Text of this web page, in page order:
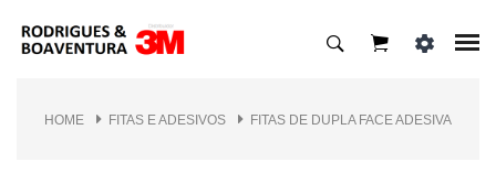
HOME FITAS E ADESIVOS FITAS DE DUPLA FACE ADESIVA